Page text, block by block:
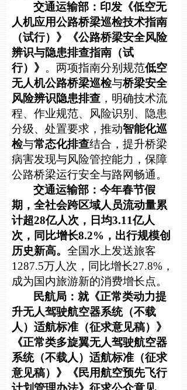
交通运输部 ：印发《低空无
人机应用公路桥梁巡检技术指南
（试行）》《公路桥梁安全风险
辨识与隐患排查指南（试
行）》 。两项指南分别规范低空
无人机公路桥梁巡检与桥梁安全
风险辨识隐患排查 ，明确技术流
程、作业规范、风险识别、隐患
分级、处置要求，推动智能化巡
检与常态化排查结合，提升桥梁
病害发现与风险管控能力，保障
公路桥梁运行安全与路网畅通。
交通运输部：今年春节假
期，全社会跨区域人员流动量累
计超28亿人次，日均3.11亿人
次，同比增长8.2%，出行规模创
历史新高。 全国水上发送旅客
1287.5万人次，同比增长27.8%，
成为国内旅游新的消费增长点。
民航局：就《正常类动力提
升无人驾驶航空器系统（不载
人）适航标准（征求意见稿）》
《正常类多旋翼无人驾驶航空器
系统（不载人）适航标准（征求
意见稿）》《民用航空预先飞行